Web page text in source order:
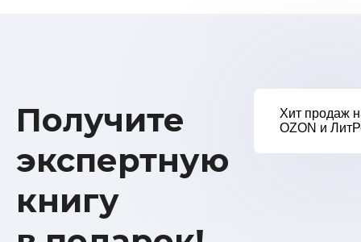
Хит продаж
OZON и
Получите
экспертную
книгу